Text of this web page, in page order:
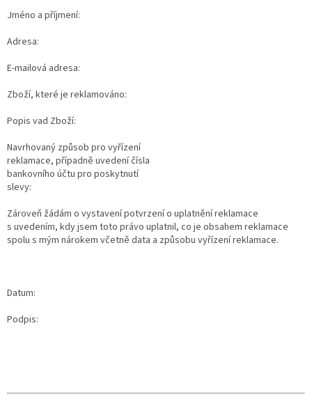
Jméno a příjmení:
Adresa:
E-mailová adresa:
Zboží, které je reklamováno:
Popis vad Zboží:
Navrhovaný způsob pro vyřízení
reklamace, případně uvedení čísla
bankovního účtu pro poskytnutí
slevy:
Zároveň žádám o vystavení potvrzení o uplatnění reklamace
s uvedením, kdy jsem toto právo uplatnil, co je obsahem reklamace
spolu s mým nárokem včetně data a způsobu vyřízení reklamace.
Datum:
Podpis: